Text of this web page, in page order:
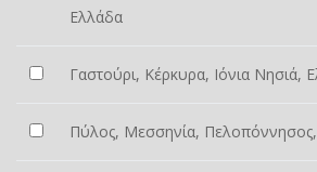
Ελλάδα
Γαστούρι, Κέρκυρα, Ιόνια Νησιά,
Πύλος, Μεσσηνία,